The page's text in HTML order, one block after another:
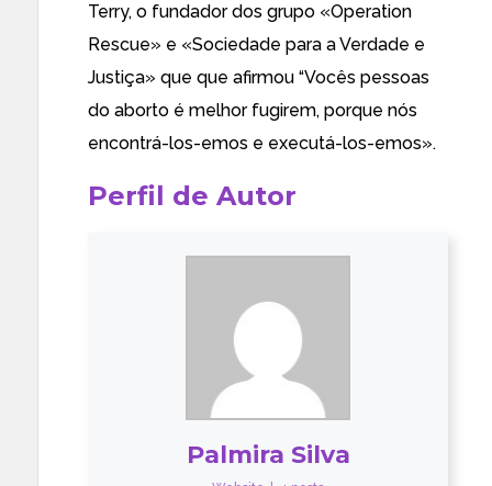
Terry, o fundador dos grupo «Operation
Rescue» e «Sociedade para a Verdade e
Justiça» que que afirmou “Vocês pessoas
do aborto é melhor fugirem, porque nós
encontrá-los-emos e executá-los-emos».
Perfil de Autor
Palmira Silva